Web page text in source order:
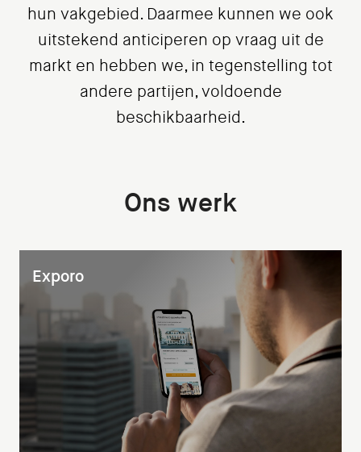
hun vakgebied. Daarmee kunnen we ook
uitstekend anticiperen op vraag uit de
markt en hebben we, in tegenstelling tot
andere partijen, voldoende
beschikbaarheid.
Ons werk
Exporo